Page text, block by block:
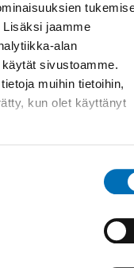
jaamme
alan
sivustoamme.
muihin tietoihin,
kun olet käyttänyt
Government
the Swedish Alcohol
tiedot